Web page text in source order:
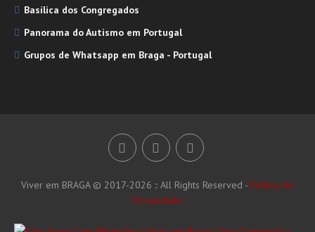
Basílica dos Congregados
Panorama do Autismo em Portugal
Grupos de Whatsapp em Braga - Portugal
Viver em BRAGA © 2017-2026 :: All Rights Reserved - Política de
Privacidade